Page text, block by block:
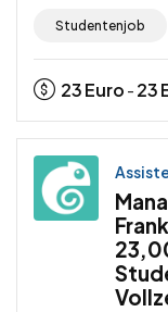
Studentenjob
23Euro - 23